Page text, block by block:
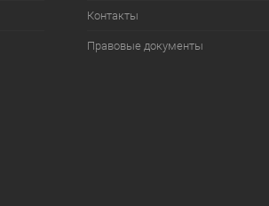
Контакты
Правовые документы